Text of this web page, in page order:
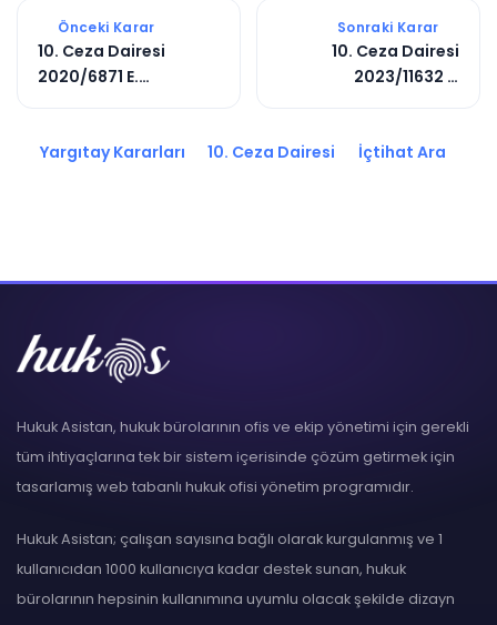
Önceki Karar
10. Ceza Dairesi
2020/6871 E.
Sonraki Karar
10. Ceza Dairesi
2023/11632 E.
Yargıtay Kararları 10. Ceza Dairesi İçtihat Ara
Hukuk Asistan, hukuk bürolarının ofis ve ekip yönetimi için gerekli
tüm ihtiyaçlarına tek bir sistem içerisinde çözüm getirmek için
tasarlamış web tabanlı hukuk ofisi yönetim programıdır.
Hukuk Asistan; çalışan sayısına bağlı olarak kurgulanmış ve 1
kullanıcıdan 1000 kullanıcıya kadar destek sunan, hukuk
bürolarının hepsinin kullanımına uyumlu olacak şekilde dizayn